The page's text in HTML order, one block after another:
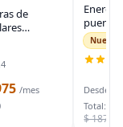
de
WiFi 2K
/mes
puente
auto,
para
bolsa
Nuevo
Desde
Total: $
$